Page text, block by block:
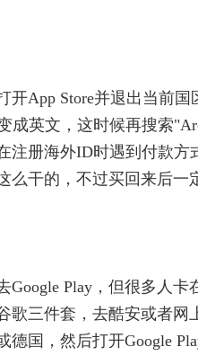
开App Store并退出当前
英文，这时候再搜索
注册海外ID时遇到付款
么干的，不过买回来后一
Play，但很多人
歌三件套，去酷安或者网
国，然后打开Google